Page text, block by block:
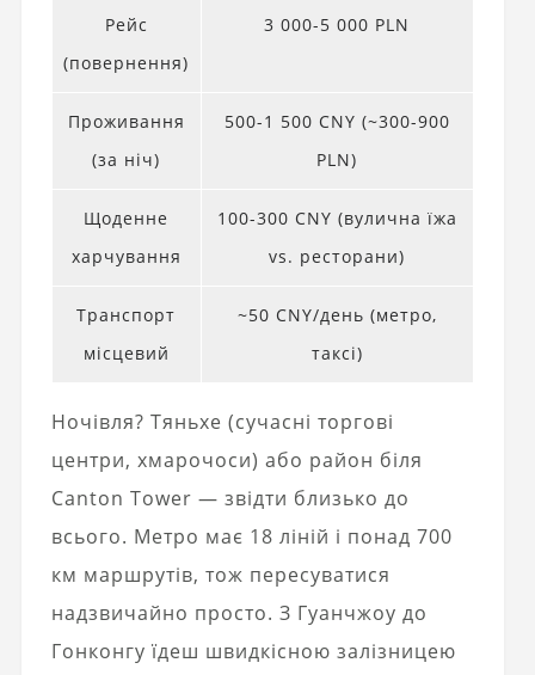
Рейс
(повернення)
3 000-5 000 PLN
Проживання
(за ніч)
500-1 500 CNY (~300-900
PLN)
Щоденне
харчування
100-300 CNY (вулична їжа
vs. ресторани)
Транспорт
місцевий
~50 CNY/день (метро,
таксі)
Ночівля? Тяньхе (сучасні торгові
центри, хмарочоси) або район біля
Canton Tower — звідти близько до
всього. Метро має 18 ліній і понад 700
км маршрутів, тож пересуватися
надзвичайно просто. З Гуанчжоу до
Гонконгу їдеш швидкісною залізницею